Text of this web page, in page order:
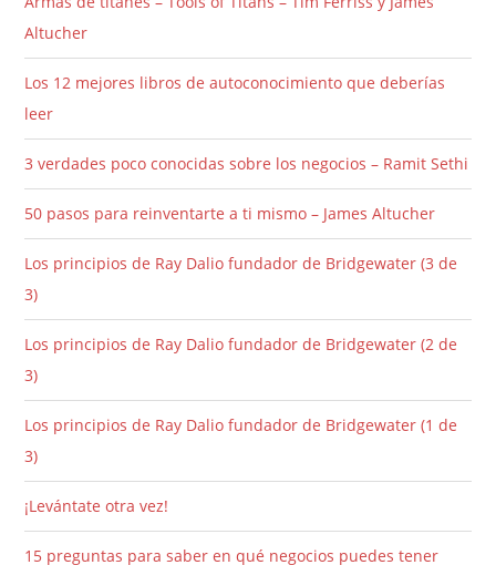
Altucher
Los 12 mejores libros de autoconocimiento que deberías
leer
3 verdades poco conocidas sobre los negocios – Ramit Sethi
50 pasos para reinventarte a ti mismo – James Altucher
Los principios de Ray Dalio fundador de Bridgewater (3 de
3)
Los principios de Ray Dalio fundador de Bridgewater (2 de
3)
Los principios de Ray Dalio fundador de Bridgewater (1 de
3)
¡Levántate otra vez!
15 preguntas para saber en qué negocios puedes tener